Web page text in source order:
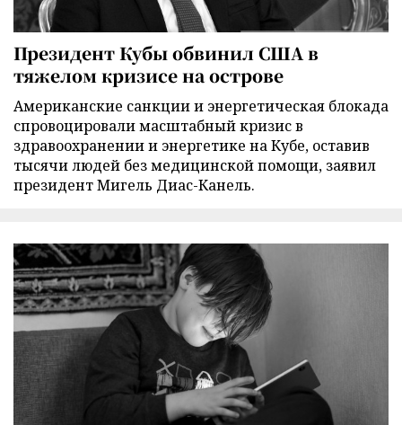
Президент Кубы обвинил США в
тяжелом кризисе на острове
Американские санкции и энергетическая блокада
спровоцировали масштабный кризис в
здравоохранении и энергетике на Кубе, оставив
тысячи людей без медицинской помощи, заявил
президент Мигель Диас-Канель.